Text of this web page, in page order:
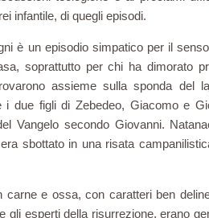
infantile, di quegli episodi.
è un episodio simpatico per il
soprattutto per chi ha dimorato
assieme sulla sponda del
i due figli di Zebedeo, Giacomo e
Vangelo secondo Giovanni.
sbottato in una risata
e ossa, con caratteri ben
gli esperti della risurrezione, erano